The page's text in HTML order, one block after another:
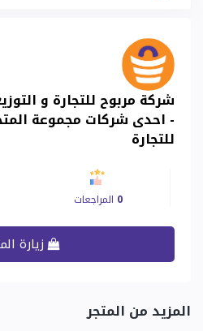
شركة مربوح للتجارة و
- احدى شركات مجموعة
للتجارة
0 المراجعات
زيارة المتجر
المزيد من المتجر